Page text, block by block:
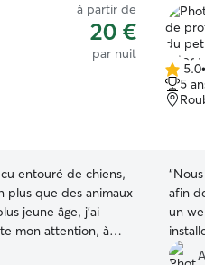
à partir de
20 €
par nuit
entouré de chiens,
plus que des animaux
jeune âge, j’ai
mon attention, à
5.0
sur
5
5.0•
5
“
afin
un